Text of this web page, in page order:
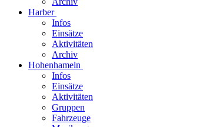
Harber
Infos
Einsätze
Aktivitäten
Archiv
Hohenhameln
Infos
Einsätze
Aktivitäten
Gruppen
Fahrzeuge